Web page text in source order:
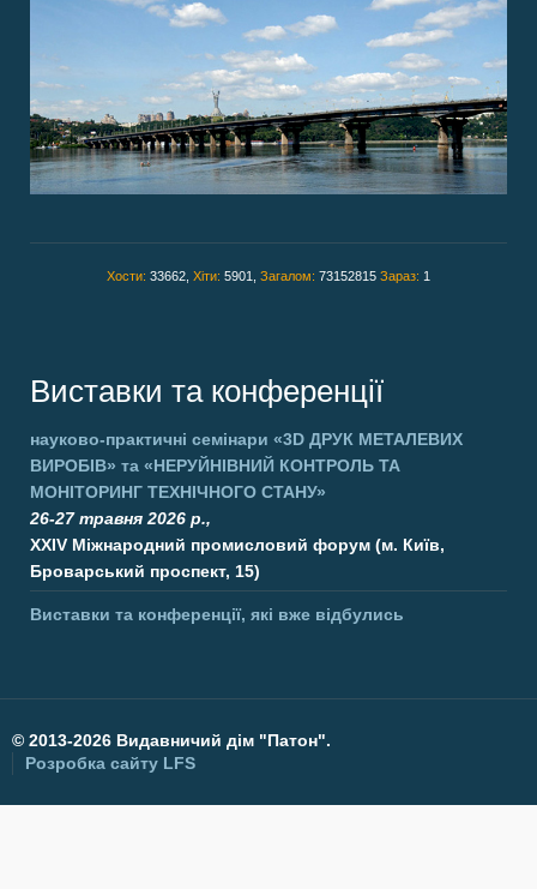
Хости: 33662, Хіти: 5901, Загалом: 73152815 Зараз: 1
Виставки та конференції
науково-практичні семінари «3D ДРУК МЕТАЛЕВИХ
ВИРОБІВ» та «НЕРУЙНІВНИЙ КОНТРОЛЬ ТА
МОНІТОРИНГ ТЕХНІЧНОГО СТАНУ»
26-27 травня 2026 р.,
XXIV Міжнародний промисловий форум (м. Київ,
Броварський проспект, 15)
Виставки та конференції, які вже відбулись
© 2013-2026 Видавничий дім "Патон".
Розробка сайту LFS